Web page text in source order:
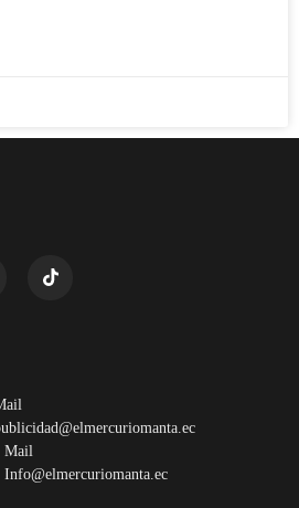
Mail
Info@elmercuriomanta.ec